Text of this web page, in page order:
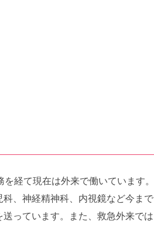
経て現在は外来で働いています。
、神経精神科、内視鏡など今まで
っています。また、救急外来では